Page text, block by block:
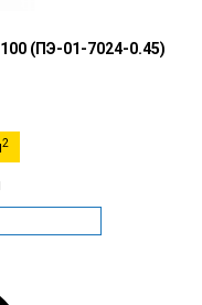
(ПЭ-01-7024-0.45)
2